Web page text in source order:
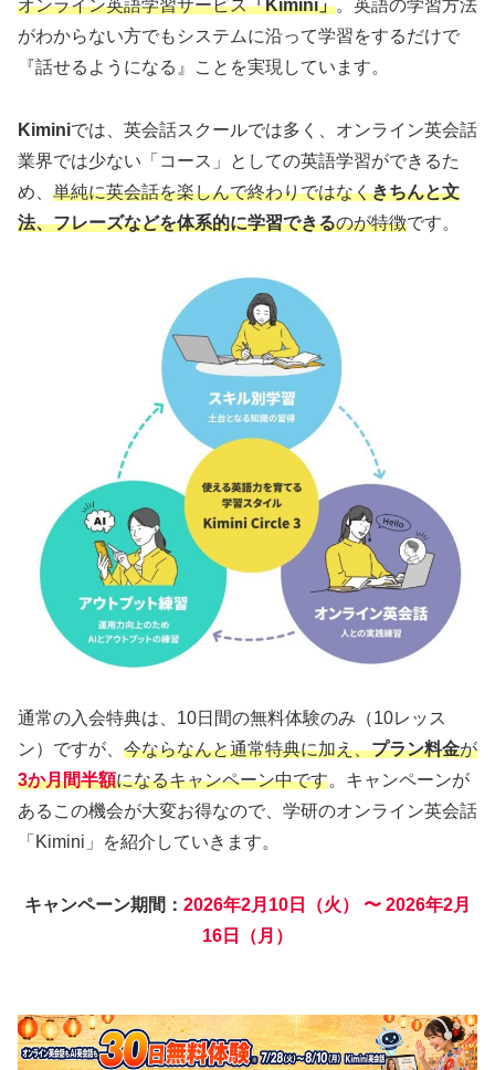
オンライン英語学習サービス「Kimini」。英語の学習方法
がわからない方でもシステムに沿って学習をするだけで
『話せるようになる』ことを実現しています。
Kiminiでは、英会話スクールでは多く、オンライン英会話
業界では少ない「コース」としての英語学習ができるた
め、 単純に英会話を楽しんで終わりではなくきちんと文
法、フレーズなどを体系的に学習できるのが特徴です。
通常の入会特典は、10日間の無料体験のみ（10レッス
ン）ですが、 今ならなんと通常特典に加え、プラン料金が
3か月間半額になるキャンペーン中です。キャンペーンが
あるこの機会が大変お得なので、学研のオンライン英会話
「Kimini」を紹介していきます。
キャンペーン期間： 2026年2月10日（火） 〜 2026年2月
16日（月）